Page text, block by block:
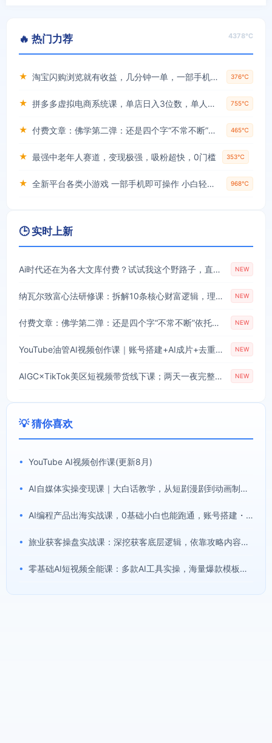
🔥 热门力荐 4378℃
★ 淘宝闪购浏览就有收益，几分钟一单，一部手机就可操作，操作简单，小白轻松日入3张【揭秘】 376℃
★ 拼多多虚拟电商系统课，单店日入3位数，单人可管理3-8家店【附货源】 755℃
★ 付费文章：佛学第二弹：还是四个字“不常不断”依托八不偈解读无我因果连续之理 465℃
★ 最强中老年人赛道，变现极强，吸粉超快，0门槛 353℃
★ 全新平台各类小游戏 一部手机即可操作 小白轻松上手 长期稳定 居家月入过万！！！ 968℃
🕒 实时上新
Ai时代还在为各大文库付费？试试我这个野路子，直接白嫖各大文库！ NEW
纳瓦尔致富心法研修课：拆解10条核心财富逻辑，理清不靠内卷实现被动收入的成长路径 NEW
付费文章：佛学第二弹：还是四个字“不常不断”依托八不偈解读无我因果连续之理 NEW
YouTube油管AI视频创作课｜账号搭建+AI成片+去重限流解决方案，YPP变现一站式教学(更新0809) NEW
AIGC×TikTok美区短视频带货线下课；两天一夜完整回放，12小时高清视频收录头部操盘手全流程教学 NEW
💡 猜你喜欢
• YouTube AI视频创作课(更新8月)
• AI自媒体实操变现课｜大白话教学，从短剧漫剧到动画制作，零基础也能掌握爆款内容创作与变现全流程
• AI编程产品出海实战课，0基础小白也能跑通，账号搭建・多Agent开发・市场调研全流程，月入千刀跨境变现教程(更新)
• 旅业获客操盘实战课：深挖获客底层逻辑，依靠攻略内容搭建旅游行业稳定引流体系
• 零基础AI短视频全能课：多款AI工具实操，海量爆款模板搭配剪辑带货全流程